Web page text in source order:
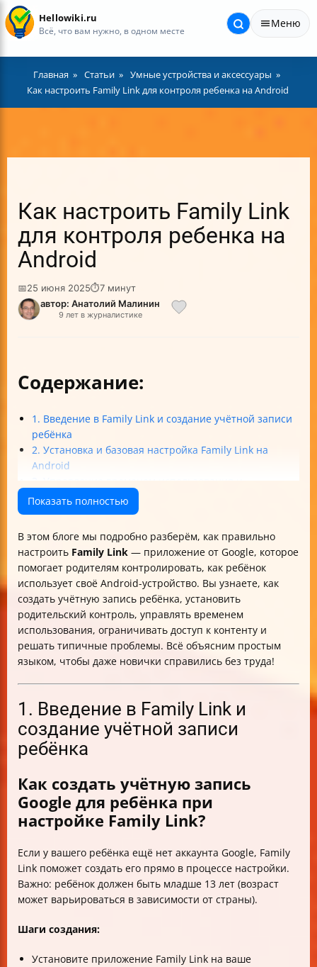
Hellowiki.ru
Всё, что вам нужно, в одном месте
Меню
Главная Статьи
Умные устройства и аксессуары
Как настроить Family Link для контроля ребенка на Android
Как настроить Family Link
для контроля ребенка на
Android
📅25 июня 2025⏱7 минут
автор: Анатолий Малинин
9 лет в журналистике
Содержание:
1. Введение в Family Link и создание учётной записи
ребёнка
2. Установка и базовая настройка Family Link на
Android
ограничениями контента
4. Управление устройствами, покупками и
5. Решение проблем и советы по эффективному
использованию
Таблица: Основные шаги настройки Family Link на
Android
Показать полностью
В этом блоге мы подробно разберём, как правильно
настроить Family Link — приложение от Google, которое
помогает родителям контролировать, как ребёнок
использует своё Android-устройство. Вы узнаете, как
создать учётную запись ребёнка, установить
родительский контроль, управлять временем
использования, ограничивать доступ к контенту и
решать типичные проблемы. Всё объясним простым
языком, чтобы даже новички справились без труда!
1. Введение в Family Link и
создание учётной записи
ребёнка
Как создать учётную запись
Google для ребёнка при
настройке Family Link?
Если у вашего ребёнка ещё нет аккаунта Google, Family
Link поможет создать его прямо в процессе настройки.
Важно: ребёнок должен быть младше 13 лет (возраст
может варьироваться в зависимости от страны).
Шаги создания:
Установите приложение Family Link на ваше